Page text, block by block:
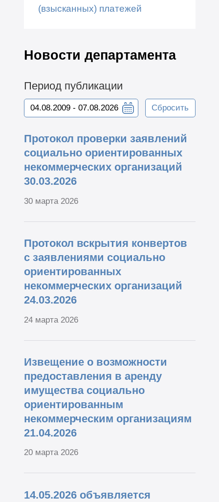
(взысканных) платежей
Новости департамента
Период публикации
Сбросить
Протокол проверки заявлений
социально ориентированных
некоммерческих организаций
30.03.2026
30 марта 2026
Протокол вскрытия конвертов
с заявлениями социально
ориентированных
некоммерческих организаций
24.03.2026
24 марта 2026
Извещение о возможности
предоставления в аренду
имущества социально
ориентированным
некоммерческим организациям
21.04.2026
20 марта 2026
14.05.2026 объявляется